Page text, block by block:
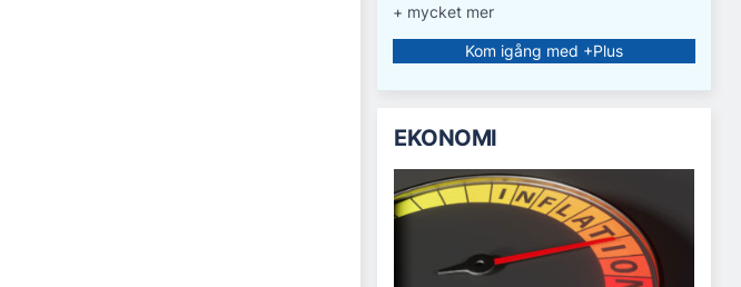
+ mycket mer
Kom igång med +Plus
EKONOMI